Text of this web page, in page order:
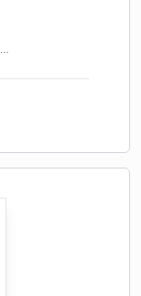
Veysel Gültaş, Kadir Canbeldek